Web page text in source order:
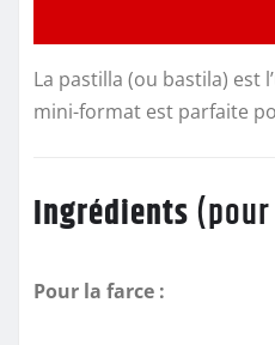
La pastilla (ou bastila) est
mini-format est parfaite
Ingrédients
Pour la farce :